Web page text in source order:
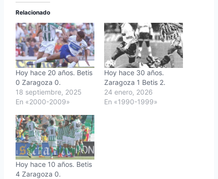
Relacionado
Hoy hace 20 años. Betis
0 Zaragoza 0.
18 septiembre, 2025
En «2000-2009»
Hoy hace 30 años.
Zaragoza 1 Betis 2.
24 enero, 2026
En «1990-1999»
Hoy hace 10 años. Betis
4 Zaragoza 0.